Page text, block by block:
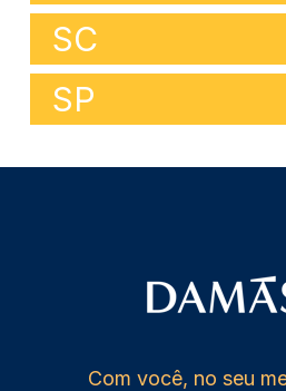
SC
SP
Com você, no seu